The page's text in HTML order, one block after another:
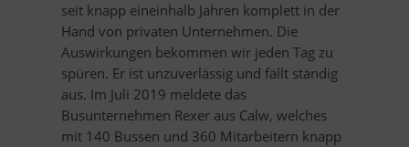
seit knapp eineinhalb Jahren komplett in der
Hand von privaten Unternehmen. Die
Auswirkungen bekommen wir jeden Tag zu
spüren. Er ist unzuverlässig und fällt ständig
aus. Im Juli 2019 meldete das
Busunternehmen Rexer aus Calw, welches
mit 140 Bussen und 360 Mitarbeitern knapp